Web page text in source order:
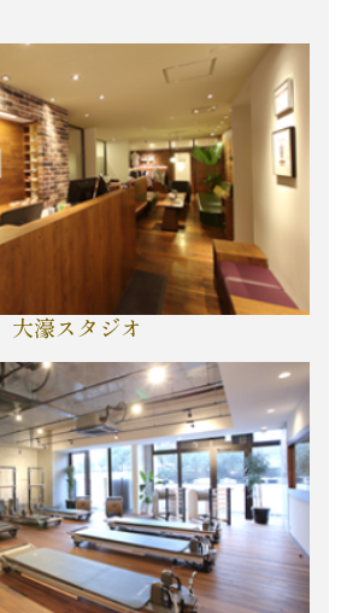
大濠スタジオ